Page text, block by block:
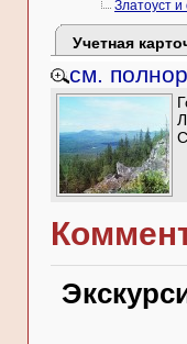
Златоуст и
Учетная
см.